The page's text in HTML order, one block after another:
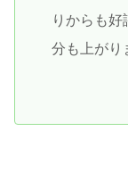
りからも
分も上がり